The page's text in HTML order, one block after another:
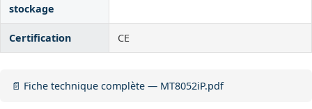
stockage
Certification CE
📄 Fiche technique complète — MT8052iP.pdf